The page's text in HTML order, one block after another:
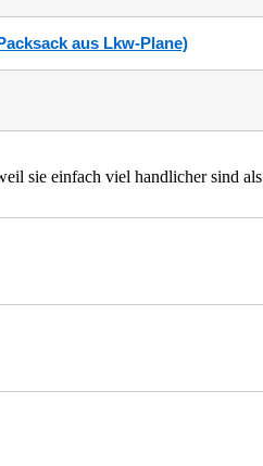
aus Lkw-Plane)
sie einfach viel handlicher sind als